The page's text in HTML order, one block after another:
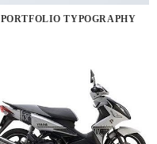
PORTFOLIO TYPOGRAPHY